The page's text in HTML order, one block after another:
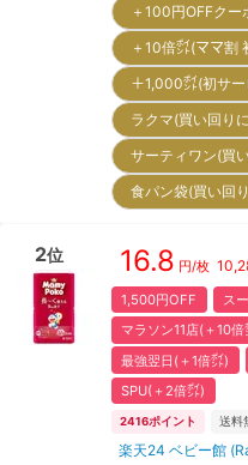
＋100円OFFク
＋10倍㌽(ママ
＋1,000㌽(初サ
ラクマ(買い回
サーティワン(買
食パン袋(買い回
2位 16.8 円/枚
1,500円OFF
ス
マラソン11店(＋10倍
最強翌日(＋1倍㌽)
SPU(＋2倍㌽)
2416ポイント 送料
楽天24 ベビー館